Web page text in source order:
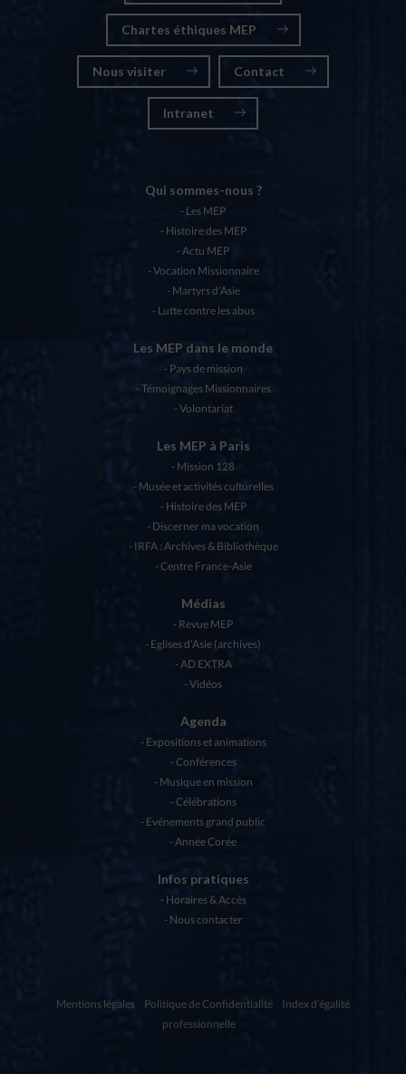
Chartes éthiques MEP
Nous visiter Contact
Intranet
Qui sommes-nous ?
Les MEP
Histoire des MEP
Actu MEP
Vocation Missionnaire
Martyrs d’Asie
Lutte contre les abus
Les MEP dans le monde
Pays de mission
Témoignages Missionnaires
Volontariat
Les MEP à Paris
Mission 128
Musée et activités culturelles
Histoire des MEP
Discerner ma vocation
IRFA : Archives & Bibliothèque
Centre France-Asie
Médias
Revue MEP
Eglises d’Asie (archives)
AD EXTRA
Vidéos
Agenda
Expositions et animations
Conférences
Musique en mission
Célébrations
Evénements grand public
Année Corée
Infos pratiques
Horaires & Accès
Nous contacter
Mentions légales Politique de Confidentialité
Index d'égalité
professionnelle